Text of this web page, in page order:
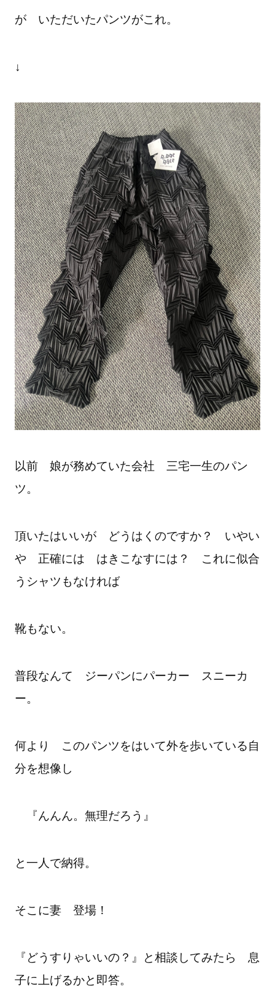
が いただいたパンツがこれ。
↓
以前 娘が務めていた会社 三宅一生のパン
ツ。
頂いたはいいが どうはくのですか？ いやい
や 正確には はきこなすには？ これに似合
うシャツもなければ
靴もない。
普段なんて ジーパンにパーカー スニーカ
ー。
何より このパンツをはいて外を歩いている自
分を想像し
『んんん。無理だろう』
と一人で納得。
そこに妻 登場！
『どうすりゃいいの？』と相談してみたら 息
子に上げるかと即答。